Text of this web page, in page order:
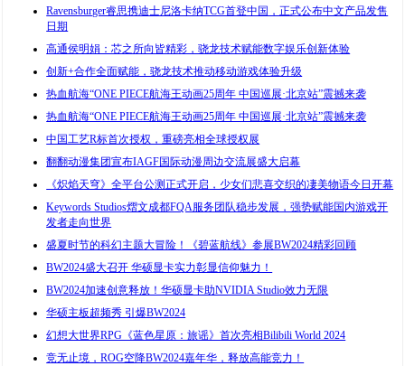
Ravensburger睿思携迪士尼洛卡纳TCG首登中国，正式公布中文产品发售
日期
高通侯明娟：芯之所向皆精彩，骁龙技术赋能数字娱乐创新体验
创新+合作全面赋能，骁龙技术推动移动游戏体验升级
​热血航海“ONE PIECE航海王动画25周年 中国巡展·北京站”震撼来袭
​热血航海“ONE PIECE航海王动画25周年 中国巡展·北京站”震撼来袭
中国工艺R标首次授权，重磅亮相全球授权展
翻翻动漫集团宣布IAGF国际动漫周边交流展盛大启幕
《炽焰天穹》全平台公测正式开启，少女们悲喜交织的凄美物语今日开幕
Keywords Studios熠文成都FQA服务团队稳步发展，强势赋能国内游戏开
发者走向世界
盛夏时节的科幻主题大冒险！《碧蓝航线》参展BW2024精彩回顾
BW2024盛大召开 华硕显卡实力彰显信仰魅力！
BW2024加速创意释放！华硕显卡助NVIDIA Studio效力无限
华硕主板超频秀 引爆BW2024
幻想大世界RPG《蓝色星原：旅谣》首次亮相Bilibili World 2024
竞无止境，ROG空降BW2024嘉年华，释放高能竞力！